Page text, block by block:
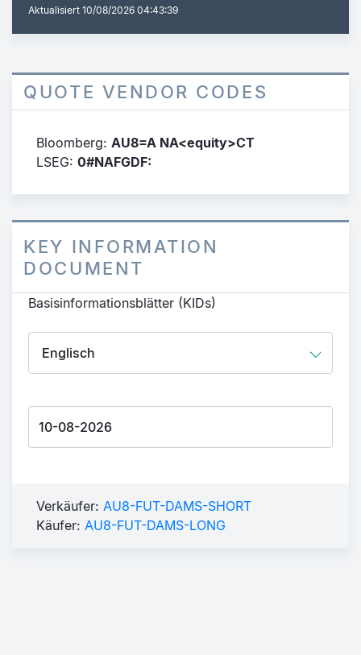
Aktualisiert 10/08/2026 04:43:39
QUOTE VENDOR CODES
Bloomberg: AU8=A NA<equity>CT
LSEG: 0#NAFGDF:
KEY INFORMATION
DOCUMENT
Basisinformationsblätter (KIDs)
Verkäufer: AU8-FUT-DAMS-SHORT
Käufer: AU8-FUT-DAMS-LONG